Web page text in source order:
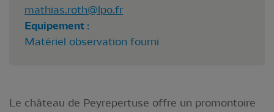
mathias.roth@lpo.fr
Equipement :
Matériel observation fourni
Le château de Peyrepertuse offre un promontoire